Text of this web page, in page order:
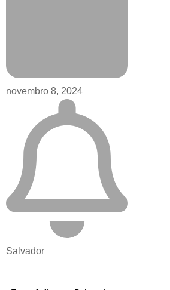
novembro 8, 2024
Salvador